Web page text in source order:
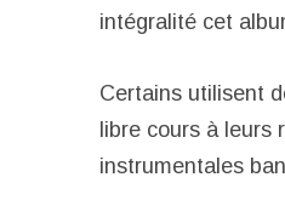
intégralité cet
Certains utilisent
libre cours à
instrumentales